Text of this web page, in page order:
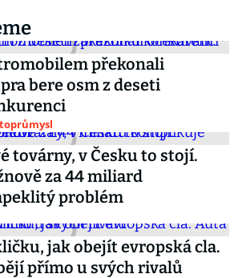
překonali
bere osm z deseti
továrny, v Česku to stojí.
za 44 miliard
problém
jak obejít evropská cla.
přímo u svých rivalů